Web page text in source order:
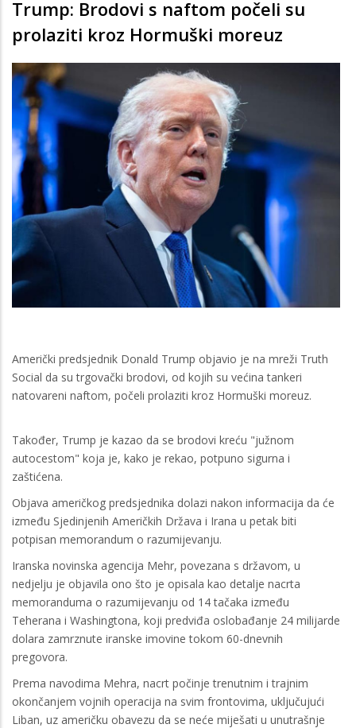
Trump: Brodovi s naftom počeli su
prolaziti kroz Hormuški moreuz
Američki predsjednik Donald Trump objavio je na mreži Truth
Social da su trgovački brodovi, od kojih su većina tankeri
natovareni naftom, počeli prolaziti kroz Hormuški moreuz.
Također, Trump je kazao da se brodovi kreću "južnom
autocestom" koja je, kako je rekao, potpuno sigurna i
zaštićena.
Objava američkog predsjednika dolazi nakon informacija da će
između Sjedinjenih Američkih Država i Irana u petak biti
potpisan memorandum o razumijevanju.
Iranska novinska agencija Mehr, povezana s državom, u
nedjelju je objavila ono što je opisala kao detalje nacrta
memoranduma o razumijevanju od 14 tačaka između
Teherana i Washingtona, koji predviđa oslobađanje 24 milijarde
dolara zamrznute iranske imovine tokom 60-dnevnih
pregovora.
Prema navodima Mehra, nacrt počinje trenutnim i trajnim
okončanjem vojnih operacija na svim frontovima, uključujući
Liban, uz američku obavezu da se neće miješati u unutrašnje